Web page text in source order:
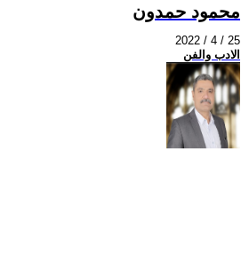
محمود حمدون
2022 / 4 / 25
الادب والفن